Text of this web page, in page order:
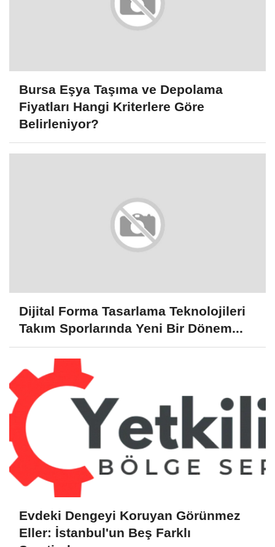
Bursa Eşya Taşıma ve Depolama
Fiyatları Hangi Kriterlere Göre
Belirleniyor?
Dijital Forma Tasarlama Teknolojileri
Takım Sporlarında Yeni Bir Dönem...
Evdeki Dengeyi Koruyan Görünmez
Eller: İstanbul'un Beş Farklı